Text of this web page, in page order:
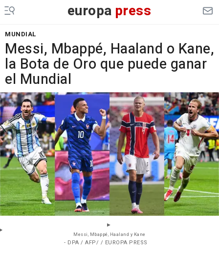
europa press
MUNDIAL
Messi, Mbappé, Haaland o Kane,
la Bota de Oro que puede ganar
el Mundial
Messi, Mbappé, Haaland y Kane
- DPA / AFP/ / EUROPA PRESS